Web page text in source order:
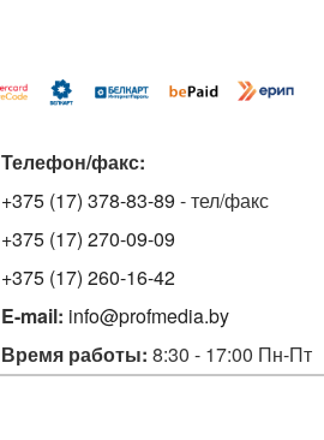
Телефон/факс:
+375 (17) 378-83-89 - тел/факс
+375 (17) 270-09-09
+375 (17) 260-16-42
E-mail: info@profmedia.by
Время работы: 8:30 - 17:00 Пн-Пт